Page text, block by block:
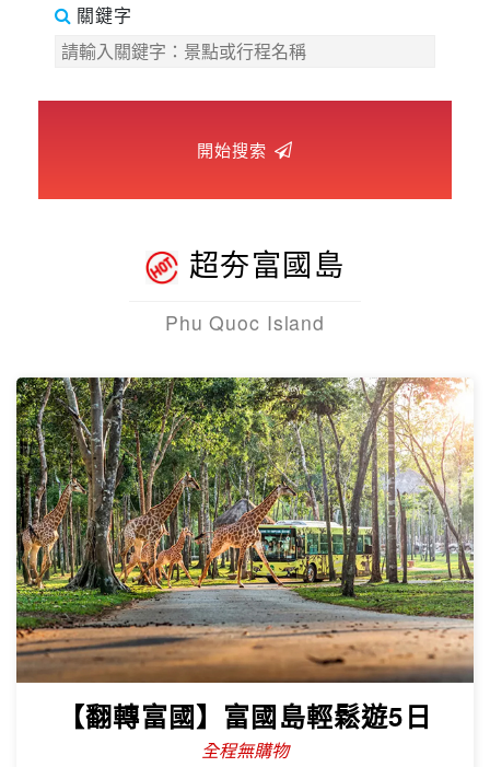
歐洲之旅
關鍵字
開始搜索
超夯富國島
Phu Quoc Island
【翻轉富國】富國島輕鬆遊5日
全程無購物